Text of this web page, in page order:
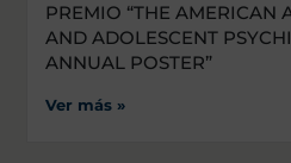
PREMIO “THE AMERICAN
AND ADOLESCENT
ANNUAL POSTER”
Ver más »